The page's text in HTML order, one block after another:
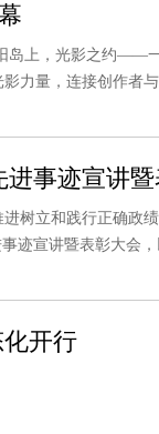
上，光影之约——一
力量，连接创作者
进事迹宣讲
立和践行正确政绩
迹宣讲暨表彰大会
开行